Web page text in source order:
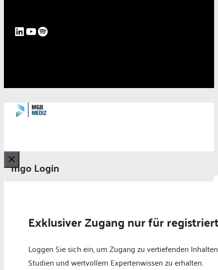
LinkedIn
YouTube
Spotify
mgo Login
Schließen
Exklusiver Zugang nur für
Loggen Sie sich ein, um Zugang zu vertiefenden
Studien und wertvollem Expertenwissen zu erhalten.